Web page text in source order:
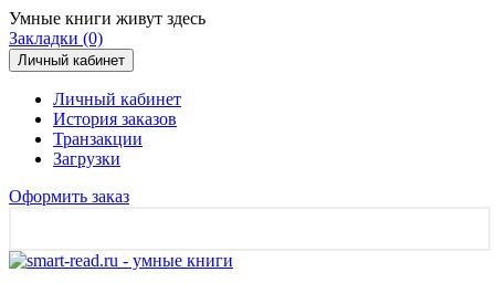
Умные книги живут здесь
Закладки (0)
Личный кабинет
Личный кабинет
История заказов
Транзакции
Загрузки
Оформить заказ